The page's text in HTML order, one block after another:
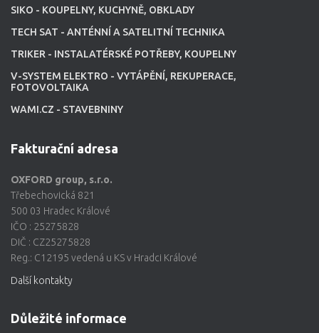
SIKO - KOUPELNY, KUCHYNĚ, OBKLADY
TECH SAT - ANTÉNNÍ A SATELITNÍ TECHNIKA
TRIKER - INSTALATÉRSKÉ POTŘEBY, KOUPELNY
V-SYSTEM ELEKTRO - VYTÁPĚNÍ, REKUPERACE,
FOTOVOLTAIKA
WAMI.CZ - STAVEBNINY
Fakturační adresa
OXFORD group, s.r.o.
Třebechovická 821
500 03 Hradec Králové
IČO : 25275828
DIČ : CZ25275828
Reg.: C12195 vedená u KS v Hradci Králové
Další kontakty
Důležité informace